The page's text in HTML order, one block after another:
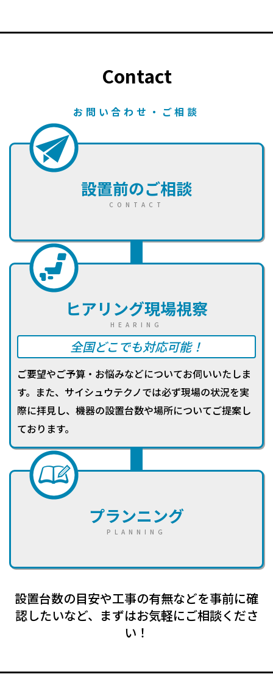
Contact
お問い合わせ・ご相談
設置前のご相談
CONTACT
ヒアリング現場視察
HEARING
全国どこでも対応可能！
ご要望やご予算・お悩みなどについてお伺いいたしま
す。また、サイシュウテクノでは必ず現場の状況を実
際に拝見し、機器の設置台数や場所についてご提案し
ております。
プランニング
PLANNING
設置台数の目安や工事の有無などを事前に確
認したいなど、まずはお気軽にご相談くださ
い！